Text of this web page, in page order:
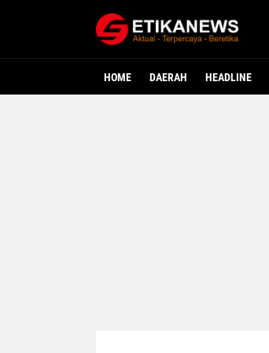
HOME DAERAH HEADLINE